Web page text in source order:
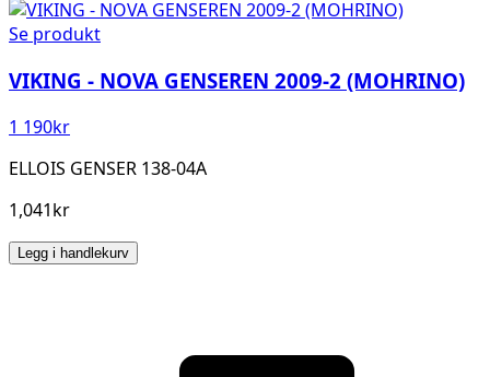
Se produkt
VIKING - NOVA GENSEREN 2009-2 (MOHRINO)
1 190kr
ELLOIS GENSER 138-04A
1,041kr
Legg i handlekurv